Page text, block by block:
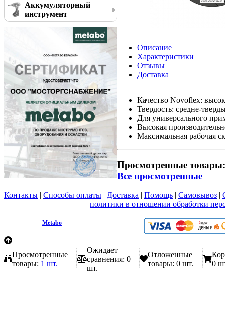
Аккумуляторный
инструмент
Описание
Характеристики
Отзывы
Доставка
Качество Novoflex:
Твердость: средне-
Для универсального
Высокая
Максимальная рабочая
Просмотренные товары:
Все просмотренные
Контакты | Способы оплаты | Доставка | Помощь | Самовывоз |
политики в отношении обработки
Metabo
Просмотренные
товары: 1 шт.
Ожидает
сравнения: 0
шт.
Отложенные
товары: 0 шт.
0